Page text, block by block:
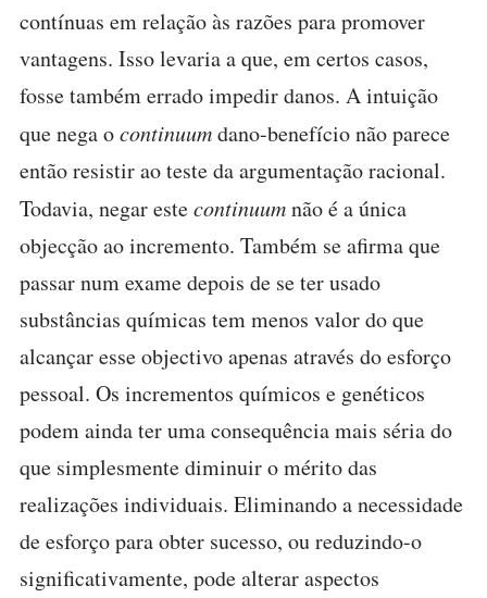
contínuas em relação às razões para promover
vantagens. Isso levaria a que, em certos casos,
fosse também errado impedir danos. A intuição
que nega ocontinuumdano-benefício não parece
então resistir ao teste da argumentação racional.
Todavia, negar estecontinuumnão é a única
objecção ao incremento. Também se afirma que
passar num exame depois de se ter usado
substâncias químicas tem menos valor do que
alcançar esse objectivo apenas através do esforço
pessoal. Os incrementos químicos e genéticos
podem ainda ter uma consequência mais séria do
que simplesmente diminuir o mérito das
realizações individuais. Eliminando a necessidade
de esforço para obter sucesso, ou reduzindo-o
significativamente, pode alterar aspectos